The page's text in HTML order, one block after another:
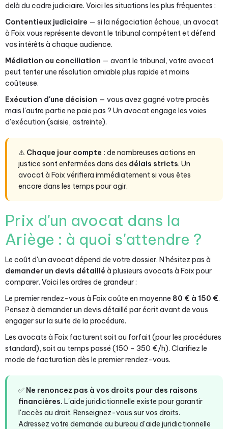
delà du cadre judiciaire. Voici les situations les plus fréquentes :
Contentieux judiciaire — si la négociation échoue, un avocat
à Foix vous représente devant le tribunal compétent et défend
vos intérêts à chaque audience.
Médiation ou conciliation — avant le tribunal, votre avocat
peut tenter une résolution amiable plus rapide et moins
coûteuse.
Exécution d'une décision — vous avez gagné votre procès
mais l'autre partie ne paie pas ? Un avocat engage les voies
d'exécution (saisie, astreinte).
⚠️ Chaque jour compte : de nombreuses actions en
justice sont enfermées dans des délais stricts. Un
avocat à Foix vérifiera immédiatement si vous êtes
encore dans les temps pour agir.
Prix d'un avocat dans la
Ariège : à quoi s'attendre ?
Le coût d'un avocat dépend de votre dossier. N'hésitez pas à
demander un devis détaillé à plusieurs avocats à Foix pour
comparer. Voici les ordres de grandeur :
Le premier rendez-vous à Foix coûte en moyenne 80 € à 150 €.
Pensez à demander un devis détaillé par écrit avant de vous
engager sur la suite de la procédure.
Les avocats à Foix facturent soit au forfait (pour les procédures
standard), soit au temps passé (150 – 350 €/h). Clarifiez le
mode de facturation dès le premier rendez-vous.
✅ Ne renoncez pas à vos droits pour des raisons
financières. L'aide juridictionnelle existe pour garantir
l'accès au droit. Renseignez-vous sur vos droits.
Adressez votre demande au bureau d'aide juridictionnelle